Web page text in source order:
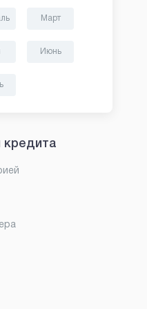
Март
Июнь
кредита